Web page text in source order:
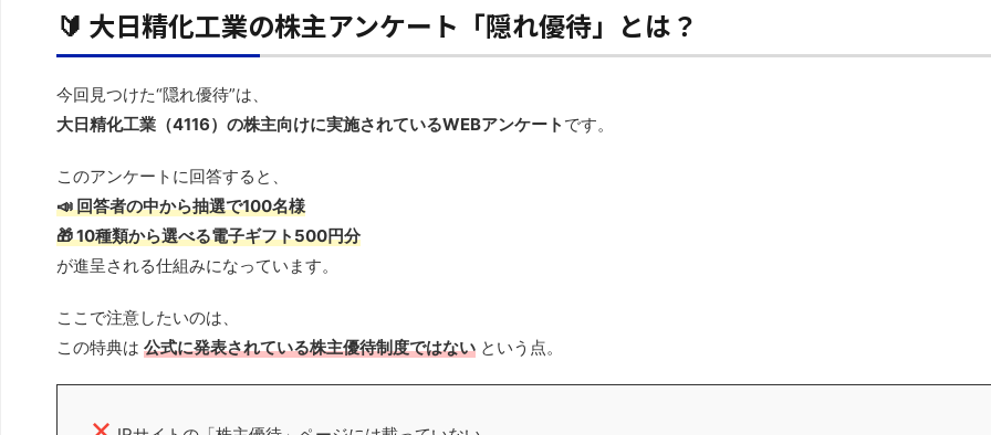
🔰 大日精化工業の株主アンケート「隠れ優待」とは？
今回見つけた“隠れ優待”は、
大日精化工業（4116）の株主向けに実施されているWEBアンケート です。
このアンケートに回答すると、
📣回答者の中から抽選で100名様
🎁10種類から選べる電子ギフト500円分
が進呈される仕組みになっています。
ここで注意したいのは、
この特典は 公式に発表されている株主優待制度ではない という点。